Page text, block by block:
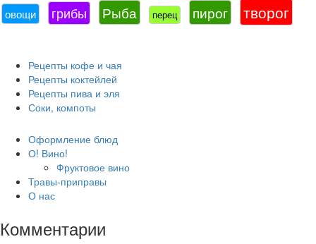
овощи грибы Рыба перец пирог творог
Рецепты кофе и чая
Рецепты коктейлей
Рецепты пива и эля
Соки, компоты
Оформление блюд
О! Вино!
Фруктовое вино
Травы-приправы
О нас
Комментарии